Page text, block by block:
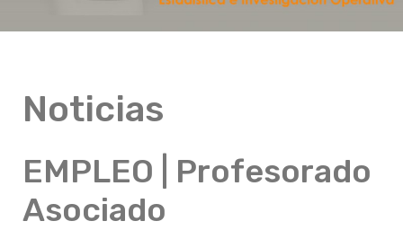
Noticias
EMPLEO | Profesorado
Asociado